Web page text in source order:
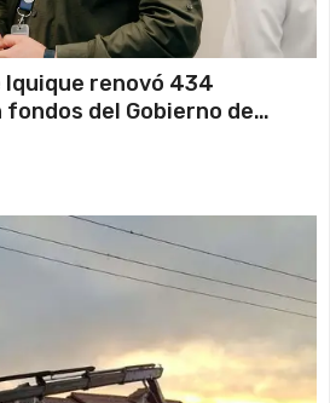
Iquique renovó 434
del Gobierno de